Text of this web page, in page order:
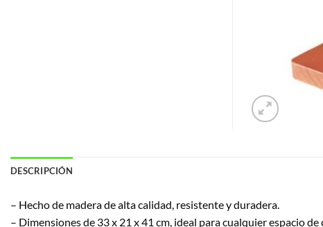
DESCRIPCIÓN
– Hecho de madera de alta calidad, resistente y duradera.
– Dimensiones de 33 x 21 x 41 cm, ideal para cualquier espacio de